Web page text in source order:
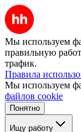
Мы используем
правильную
трафик.
Правила
Мы используем
файлов cookie
Понятно
Ищу работу